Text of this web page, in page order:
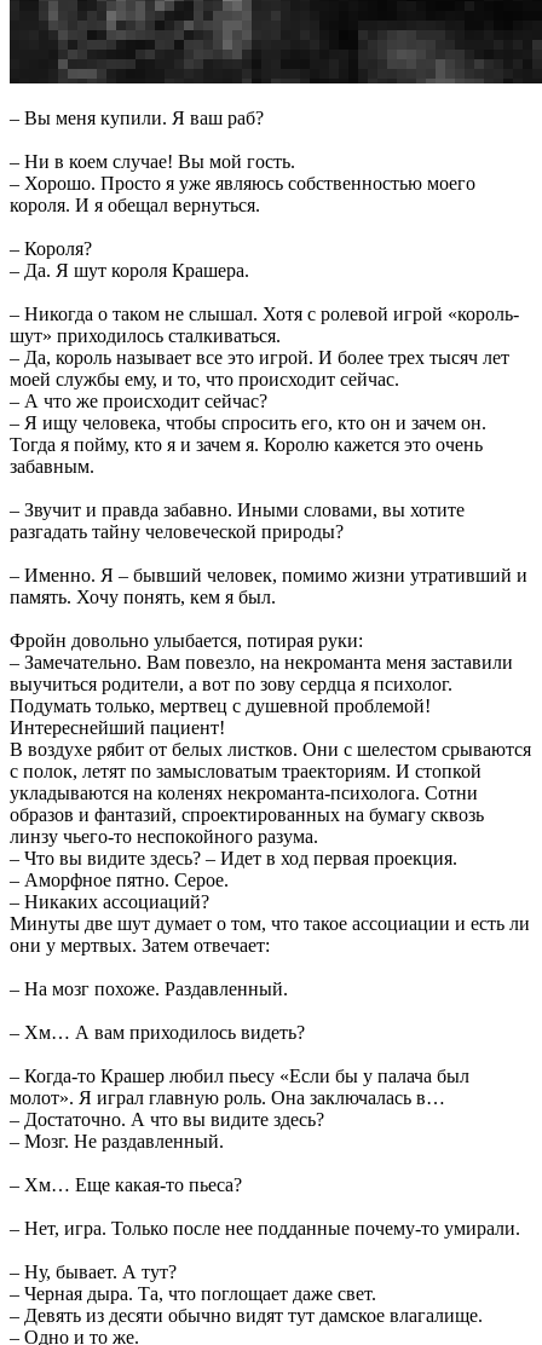
– Вы меня купили. Я ваш раб?
– Ни в коем случае! Вы мой гость.
– Хорошо. Просто я уже являюсь собственностью моего
короля. И я обещал вернуться.
– Короля?
– Да. Я шут короля Крашера.
– Никогда о таком не слышал. Хотя с ролевой игрой «король-
шут» приходилось сталкиваться.
– Да, король называет все это игрой. И более трех тысяч лет
моей службы ему, и то, что происходит сейчас.
– А что же происходит сейчас?
– Я ищу человека, чтобы спросить его, кто он и зачем он.
Тогда я пойму, кто я и зачем я. Королю кажется это очень
забавным.
– Звучит и правда забавно. Иными словами, вы хотите
разгадать тайну человеческой природы?
– Именно. Я – бывший человек, помимо жизни утративший и
память. Хочу понять, кем я был.
Фройн довольно улыбается, потирая руки:
– Замечательно. Вам повезло, на некроманта меня заставили
выучиться родители, а вот по зову сердца я психолог.
Подумать только, мертвец с душевной проблемой!
Интереснейший пациент!
В воздухе рябит от белых листков. Они с шелестом срываются
с полок, летят по замысловатым траекториям. И стопкой
укладываются на коленях некроманта-психолога. Сотни
образов и фантазий, спроектированных на бумагу сквозь
линзу чьего-то неспокойного разума.
– Что вы видите здесь? – Идет в ход первая проекция.
– Аморфное пятно. Серое.
– Никаких ассоциаций?
Минуты две шут думает о том, что такое ассоциации и есть ли
они у мертвых. Затем отвечает:
– На мозг похоже. Раздавленный.
– Хм… А вам приходилось видеть?
– Когда-то Крашер любил пьесу «Если бы у палача был
молот». Я играл главную роль. Она заключалась в…
– Достаточно. А что вы видите здесь?
– Мозг. Не раздавленный.
– Хм… Еще какая-то пьеса?
– Нет, игра. Только после нее подданные почему-то умирали.
– Ну, бывает. А тут?
– Черная дыра. Та, что поглощает даже свет.
– Девять из десяти обычно видят тут дамское влагалище.
– Одно и то же.